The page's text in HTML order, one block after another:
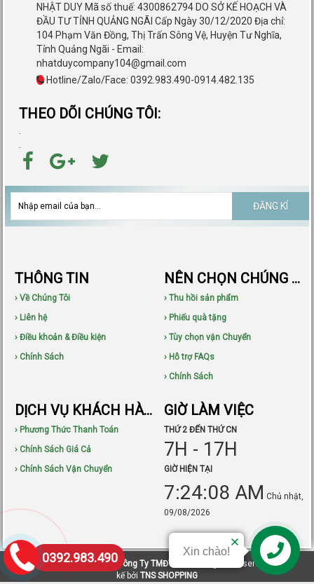
NHẬT DUY Mã số thuế: 4300862794 DO SỞ KẾ HOẠCH VÀ
ĐẦU TƯ TỈNH QUẢNG NGÃI Cấp Ngày 30/12/2020 Địa chỉ:
104 Phạm Văn Đồng, Thị Trấn Sông Vệ, Huyện Tư Nghĩa,
Tỉnh Quảng Ngãi - Email:
nhatduycompany104@gmail.com
Hotline/Zalo/Face: 0392.983.490-0914.482.135
THEO DÕI CHÚNG TÔI:
.
.
ĐĂNG KÍ
THÔNG TIN
› Về Chúng Tôi
› Liên hệ
› Điều khoản & Điều kiện
› Chính Sách
NÊN CHỌN CHÚNG TÔI
› Thu hồi sản phẩm
› Phiếu quà tặng
› Tùy chọn vận Chuyển
› Hỗ trợ FAQs
› Chính Sách
DỊCH VỤ KHÁCH HÀNG
› Phương Thức Thanh Toán
› Chính Sách Giá Cả
› Chính Sách Vận Chuyển
GIỜ LÀM VIỆC
THỨ 2 ĐẾN THỨ CN
7H - 17H
GIỜ HIỆN TẠI
7:24:09 AM Chủ nhật,
09/08/2026
Bản quyền © 2015-2021Công Ty TMĐT TNS
All Rights Reserved. Thiết
kế bởi TNS SHOPPING
0392.983.490 Liên hệ
Xin chào!